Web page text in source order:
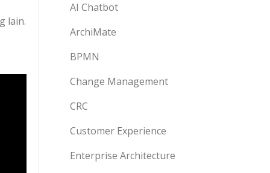
lain.
AI Chatbot
ArchiMate
BPMN
Change Management
CRC
Customer Experience
Enterprise Architecture